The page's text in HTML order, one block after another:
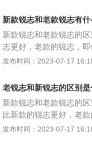
百公里，共有1542位汽
6挡手自一体变速器版本
升/百公里，共有40位汽
新款锐志和老款锐志有什
新款锐志和老款锐志的
志更好，老款的锐志，
动力调校方面老款的要
的时候，整体感觉更舒
转向感觉更清晰，方向
显得特别轻。4、马力方
计。
发布时间：2023-07-17
老锐志和新锐志的区别是
新款锐志和老款锐志的
比新款的锐志更好，老
地方。2、动力调校方面
发布时间：2023-07-17